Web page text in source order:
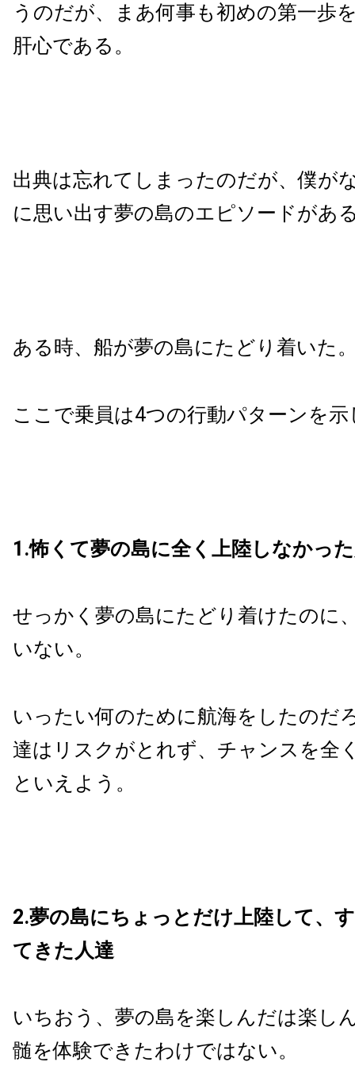
うのだが、まあ何事も初めの第一歩
肝心である。
出典は忘れてしまったのだが、僕が
に思い出す夢の島のエピソードがあ
ある時、船が夢の島にたどり着いた
ここで乗員は4つの行動パターンを示
1.怖くて夢の島に全く上陸しなかっ
せっかく夢の島にたどり着けたのに
いない。
いったい何のために航海をしたのだ
達はリスクがとれず、チャンスを全
といえよう。
2.夢の島にちょっとだけ上陸して、
てきた人達
いちおう、夢の島を楽しんだは楽し
髄を体験できたわけではない。